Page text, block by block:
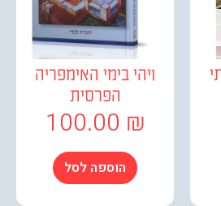
ויהי בימי האימפריה
הפרסית
100.00
הוספה לסל